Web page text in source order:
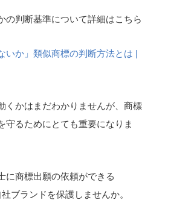
の判断基準について詳細はこちら
いか」類似商標の判断方法とは |
くかはまだわかりませんが、商標
守るためにとても重要になりま
に商標出願の依頼ができる
ブランドを保護しませんか。